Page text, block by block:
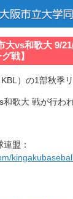
大vs和歌大 9/
戦】
）の1部秋季
歌大 戦が行われ
盟：